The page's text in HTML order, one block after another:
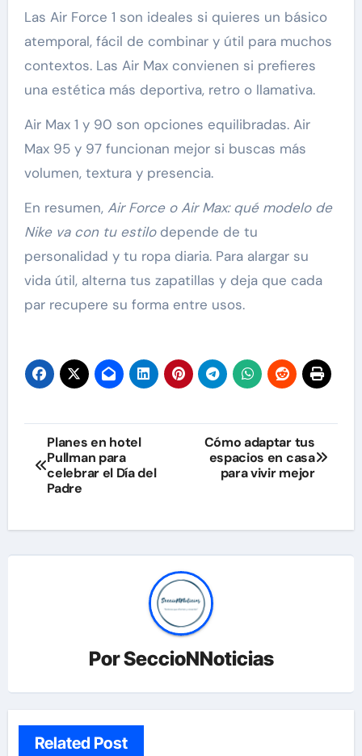
Las Air Force 1 son ideales si quieres un básico
atemporal, fácil de combinar y útil para muchos
contextos. Las Air Max convienen si prefieres
una estética más deportiva, retro o llamativa.
Air Max 1 y 90 son opciones equilibradas. Air
Max 95 y 97 funcionan mejor si buscas más
volumen, textura y presencia.
En resumen, Air Force o Air Max: qué modelo de
Nike va con tu estilodepende de tu
personalidad y tu ropa diaria. Para alargar su
vida útil, alterna tus zapatillas y deja que cada
par recupere su forma entre usos.
Navegación
de
Planes en hotel
Pullman para
celebrar el Día del
Padre
Cómo adaptar tus
espacios en casa
para vivir mejor
PorSeccioNNoticias
Related Post